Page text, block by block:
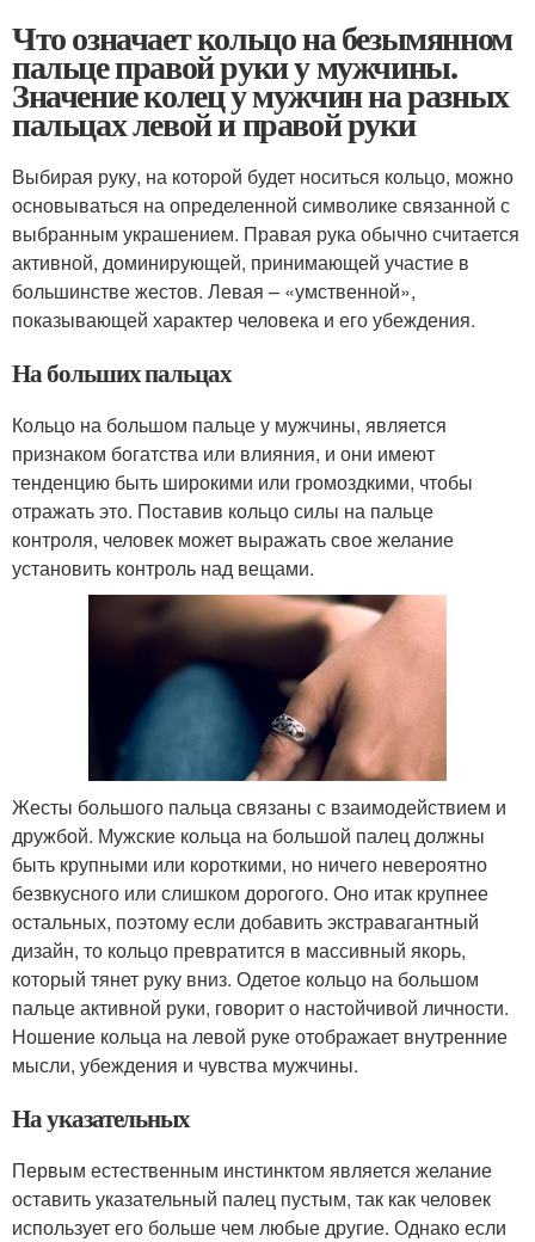
Что означает кольцо на безымянном
пальце правой руки у мужчины.
Значение колец у мужчин на разных
пальцах левой и правой руки
Выбирая руку, на которой будет носиться кольцо, можно
основываться на определенной символике связанной с
выбранным украшением. Правая рука обычно считается
активной, доминирующей, принимающей участие в
большинстве жестов. Левая – «умственной»,
показывающей характер человека и его убеждения.
На больших пальцах
Кольцо на большом пальце у мужчины, является
признаком богатства или влияния, и они имеют
тенденцию быть широкими или громоздкими, чтобы
отражать это. Поставив кольцо силы на пальце
контроля, человек может выражать свое желание
установить контроль над вещами.
Жесты большого пальца связаны с взаимодействием и
дружбой. Мужские кольца на большой палец должны
быть крупными или короткими, но ничего невероятно
безвкусного или слишком дорогого. Оно итак крупнее
остальных, поэтому если добавить экстравагантный
дизайн, то кольцо превратится в массивный якорь,
который тянет руку вниз. Одетое кольцо на большом
пальце активной руки, говорит о настойчивой личности.
Ношение кольца на левой руке отображает внутренние
мысли, убеждения и чувства мужчины.
На указательных
Первым естественным инстинктом является желание
оставить указательный палец пустым, так как человек
использует его больше чем любые другие. Однако если